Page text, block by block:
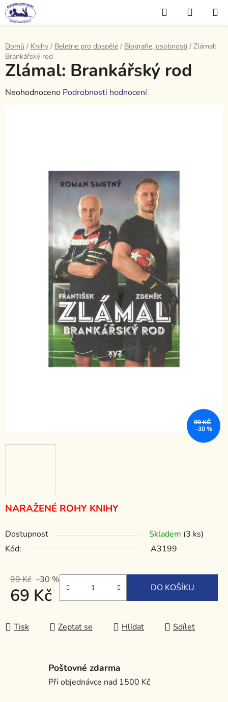
Přejít
na
obsah
Hledat
KOŠÍK
Domů / Knihy / Beletrie pro dospělé / Biografie, osobnosti / Zlámal:
Brankářský rod
NARAŽENÉ ROHY KNIHY
Dostupnost Skladem (3 ks)
Kód:
A3199
99 Kč –30 %
69 Kč DO KOŠÍKU
Tisk Zeptat se Hlídat Sdílet
Zlámal: Brankářský rod
Průměrné
Neohodnoceno Podrobnosti hodnocení
99 KČ
–30 %
Poštovné zdarma
Při objednávce nad 1500 Kč